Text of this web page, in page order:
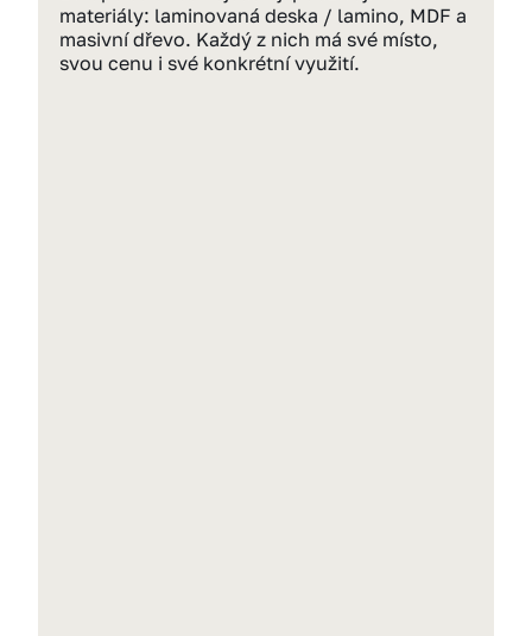
materiály: laminovaná deska / lamino, MDF a
masivní dřevo. Každý z nich má své místo,
svou cenu i své konkrétní využití.